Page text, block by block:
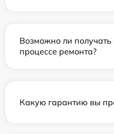
Возможно ли получать
процессе ремонта?
Какую гарантию вы